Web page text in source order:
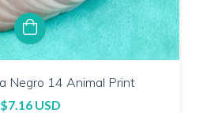
Negro 14 Animal Print
$7.16 USD